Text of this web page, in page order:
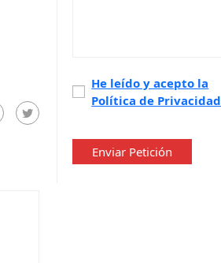
Política
de
He leído y acepto la
Política de Privacidad
Enviar Petición